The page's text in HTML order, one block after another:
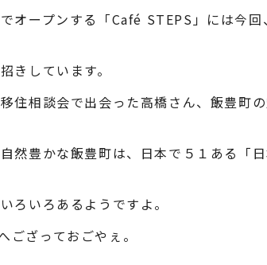
オープンする「Café STEPS」には今
きしています。
住相談会で出会った高橋さん、飯豊町
然豊かな飯豊町は、日本で５１ある「
ろいろあるようですよ。
ござっておごやぇ。